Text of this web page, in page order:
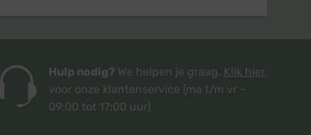
Hulp nodig? We helpen je graag. Klik hier
voor onze klantenservice (ma t/m vr -
09:00 tot 17:00 uur)